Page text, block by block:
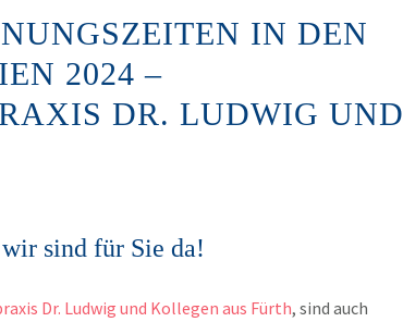
IN DEN
2024 –
DR. LUDWIG UND
sind für Sie da!
Dr. Ludwig und Kollegen aus Fürth, sind auch